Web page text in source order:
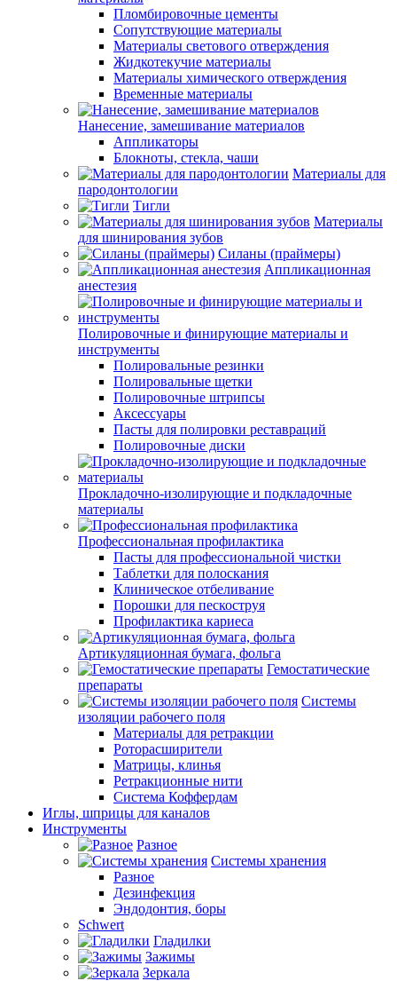
Пломбировочные цементы
Сопутствующие материалы
Материалы светового отверждения
Жидкотекучие материалы
Материалы химического отверждения
Временные материалы
Нанесение, замешивание материалов
Аппликаторы
Блокноты, стекла, чаши
Материалы для
пародонтологии
Тигли
Материалы
для шинирования зубов
Силаны (праймеры)
Аппликационная
анестезия
Полировочные и финирующие материалы и
инструменты
Полировальные резинки
Полировальные щетки
Полировочные штрипсы
Аксессуары
Пасты для полировки реставраций
Полировочные диски
Прокладочно-изолирующие и подкладочные
материалы
Профессиональная профилактика
Пасты для профессиональной чистки
Таблетки для полоскания
Клиническое отбеливание
Порошки для пескоструя
Профилактика кариеса
Артикуляционная бумага, фольга
Гемостатические
препараты
Системы
изоляции рабочего поля
Материалы для ретракции
Роторасширители
Матрицы, клинья
Ретракционные нити
Система Коффердам
Иглы, шприцы для каналов
Инструменты
Разное
Системы хранения
Разное
Дезинфекция
Эндодонтия, боры
Schwert
Гладилки
Зажимы
Зеркала